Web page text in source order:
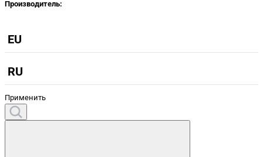
Производитель:
EU
RU
Применить